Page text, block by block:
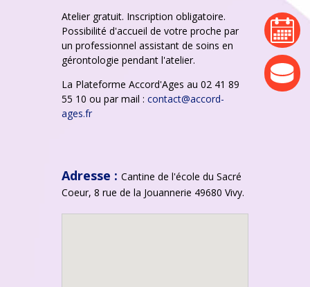
agenda
Atelier gratuit. Inscription obligatoire.
Possibilité d'accueil de votre proche par
un professionnel assistant de soins en
gérontologie pendant l'atelier.
La Plateforme Accord'Ages au 02 41 89
55 10 ou par mail : contact@accord-
ages.fr
Adresse : Cantine de l'école du Sacré
Coeur, 8 rue de la Jouannerie 49680 Vivy.